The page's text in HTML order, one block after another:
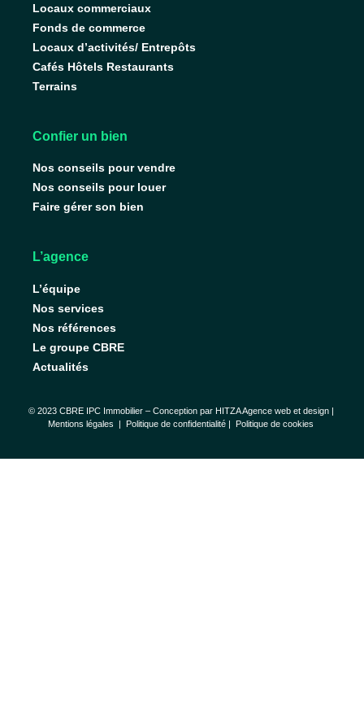
Locaux commerciaux
Fonds de commerce
Locaux d’activités/ Entrepôts
Cafés Hôtels Restaurants
Terrains
Confier un bien
Nos conseils pour vendre
Nos conseils pour louer
Faire gérer son bien
L’agence
L’équipe
Nos services
Nos références
Le groupe CBRE
Actualités
© 2023 CBRE IPC Immobilier – Conception par HITZA Agence web et design|
Mentions légales | Politique de confidentialité | Politique de cookies